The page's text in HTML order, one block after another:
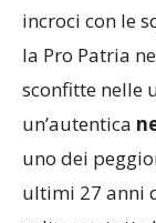
incroci con le
la Pro Patria
sconfitte nelle
un’autentica
uno dei
ultimi 27 anni